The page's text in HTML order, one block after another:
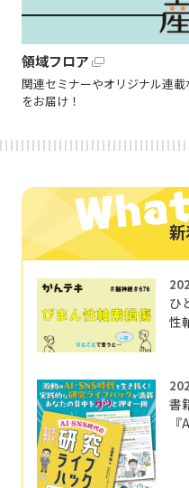
領域フロア
関連セミナーやオリジナル連
をお届け！
ひ
性
書